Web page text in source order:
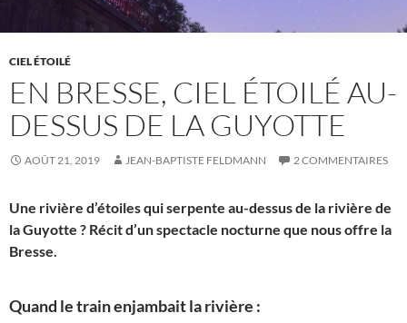
CIEL ÉTOILÉ
EN BRESSE, CIEL ÉTOILÉ AU-
DESSUS DE LA GUYOTTE
AOÛT 21, 2019 JEAN-BAPTISTE FELDMANN 2 COMMENTAIRES
Une rivière d’étoiles qui serpente au-dessus de la rivière de
la Guyotte ? Récit d’un spectacle nocturne que nous offre la
Bresse.
Quand le train enjambait la rivière :